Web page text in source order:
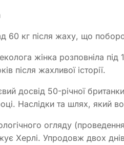
60 кг після жаху, що
жінка розповніла
після жахливої історії.
досвід 50-річної
Наслідки та шлях, який
огляду
Херлі. Упродовж двох